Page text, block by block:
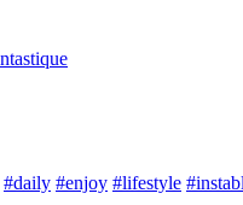
#daily #enjoy #lifestyle